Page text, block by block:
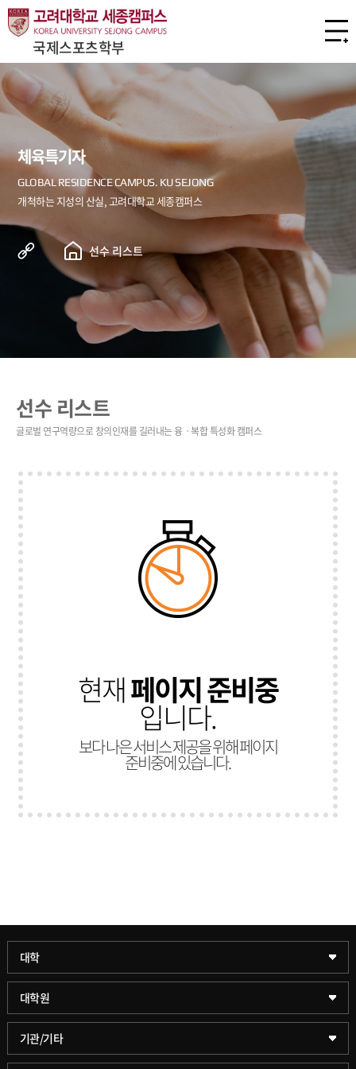
국제스포츠학부
체육특기자
선수 리스트
선수 리스트
현재페이지 준비중
입니다.
보다 나은 서비스 제공을 위해 페이지
준비중에 있습니다.
대학
과학기술대학
약학대학
글로벌비즈니스대학
대학원
일반대학원
문화스포츠대학원
기관/기타
학술정보원(도서관)